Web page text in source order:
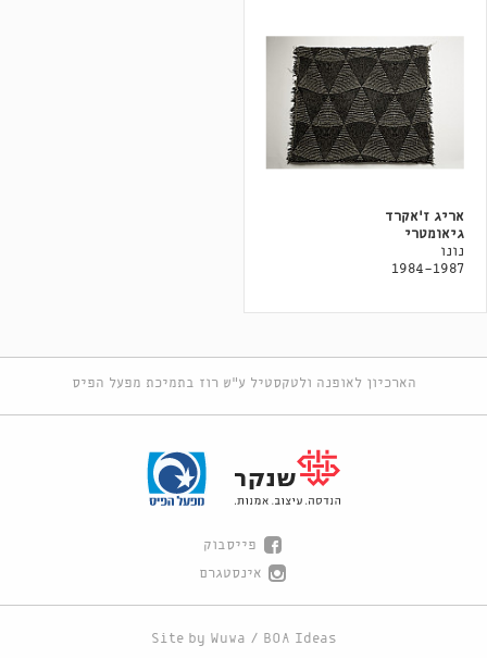
אריג ז'אקרד
גיאומטרי
נונו
1984-1987
הארכיון לאופנה ולטקסטיל ע"ש רוז בתמיכת מפעל הפיס
פייסבוק
אינסטגרם
Site by Wuwa / BOA Ideas